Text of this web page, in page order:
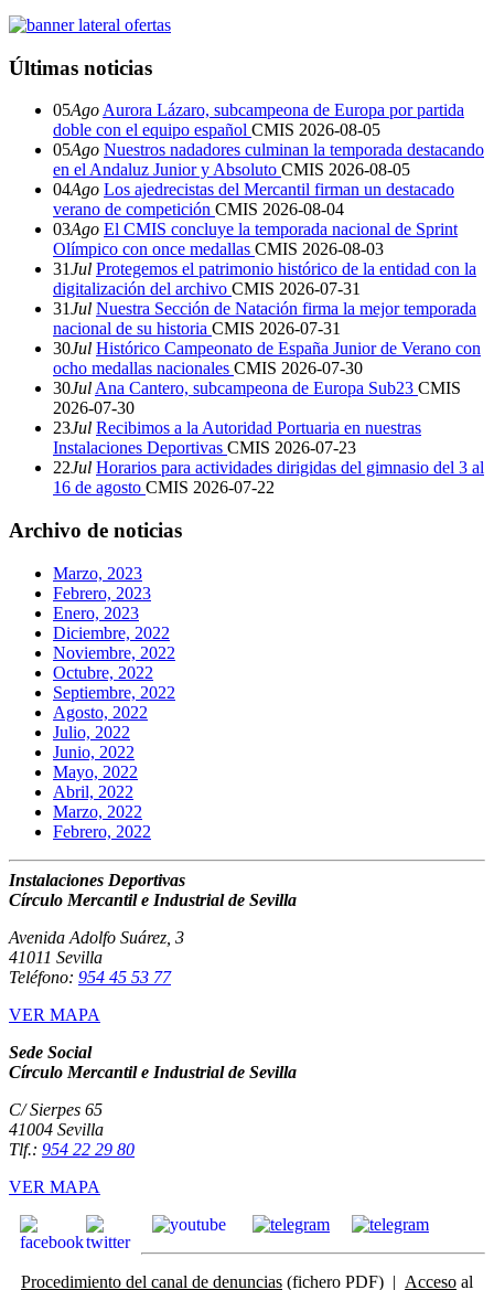
Últimas noticias
05Ago Aurora Lázaro, subcampeona de Europa por partida
doble con el equipo español CMIS 2026-08-05
05Ago Nuestros nadadores culminan la temporada destacando
en el Andaluz Junior y Absoluto CMIS 2026-08-05
04Ago Los ajedrecistas del Mercantil firman un destacado
verano de competición CMIS 2026-08-04
03Ago El CMIS concluye la temporada nacional de Sprint
Olímpico con once medallas CMIS 2026-08-03
31Jul Protegemos el patrimonio histórico de la entidad con la
digitalización del archivo CMIS 2026-07-31
31Jul Nuestra Sección de Natación firma la mejor temporada
nacional de su historia CMIS 2026-07-31
30Jul Histórico Campeonato de España Junior de Verano con
ocho medallas nacionales CMIS 2026-07-30
30Jul Ana Cantero, subcampeona de Europa Sub23 CMIS
2026-07-30
23Jul Recibimos a la Autoridad Portuaria en nuestras
Instalaciones Deportivas CMIS 2026-07-23
22Jul Horarios para actividades dirigidas del gimnasio del 3 al
16 de agosto CMIS 2026-07-22
Archivo de noticias
Marzo, 2023
Febrero, 2023
Enero, 2023
Diciembre, 2022
Noviembre, 2022
Octubre, 2022
Septiembre, 2022
Agosto, 2022
Julio, 2022
Junio, 2022
Mayo, 2022
Abril, 2022
Marzo, 2022
Febrero, 2022
Instalaciones Deportivas
Círculo Mercantil e Industrial de Sevilla
Avenida Adolfo Suárez, 3
41011 Sevilla
Teléfono: 954 45 53 77
VER MAPA
Sede Social
Círculo Mercantil e Industrial de Sevilla
C/ Sierpes 65
41004 Sevilla
Tlf.: 954 22 29 80
VER MAPA
Procedimiento del canal de denuncias (fichero PDF) | Acceso al